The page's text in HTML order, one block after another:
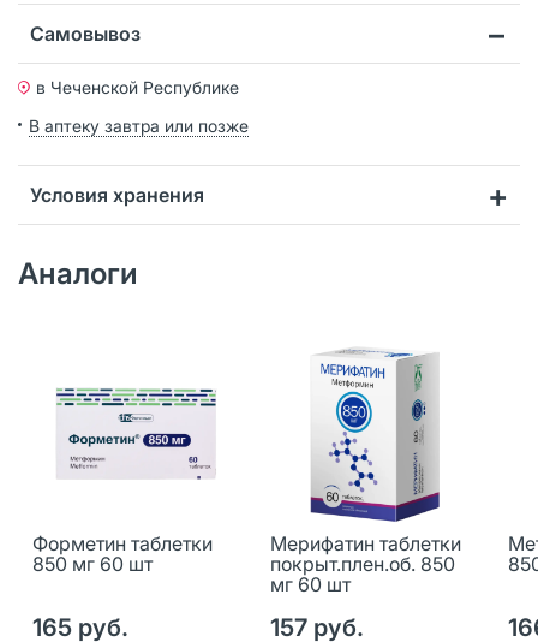
Самовывоз
в Чеченской Республике
В аптеку завтра или позже
Условия хранения
Аналоги
Форметин таблетки
850 мг 60 шт
165 руб.
Мерифатин таблетки
покрыт.плен.об. 850
мг 60 шт
157 руб.